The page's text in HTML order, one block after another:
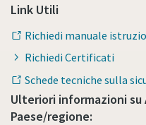
Link Utili
Richiedi manuale
Richiedi Certificati
Schede tecniche sulla
Ulteriori informazioni
Paese/regione: